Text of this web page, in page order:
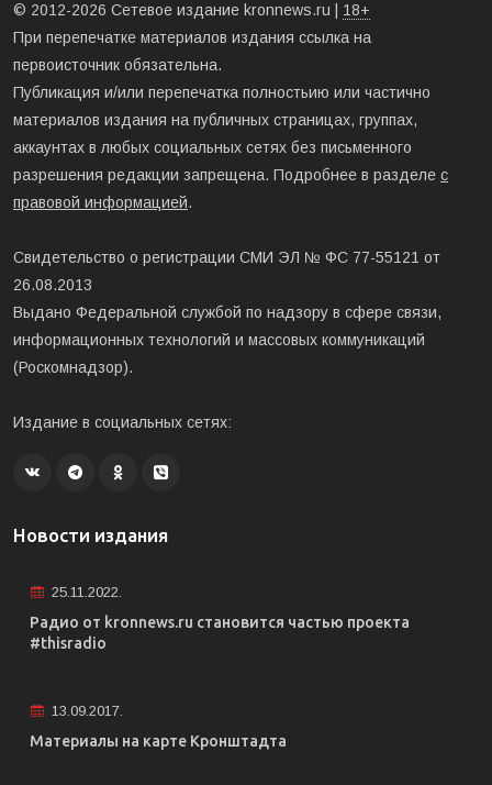
© 2012-2026 Сетевое издание kronnews.ru | 18+
При перепечатке материалов издания ссылка на
первоисточник обязательна.
Публикация и/или перепечатка полностьию или частично
материалов издания на публичных страницах, группах,
аккаунтах в любых социальных сетях без письменного
разрешения редакции запрещена. Подробнее в разделе с
правовой информацией.
Свидетельство о регистрации СМИ ЭЛ № ФС 77-55121 от
26.08.2013
Выдано Федеральной службой по надзору в сфере связи,
информационных технологий и массовых коммуникаций
(Роскомнадзор).
Издание в социальных сетях:
Новости издания
25.11.2022.
Радио от kronnews.ru становится частью проекта
#thisradio
13.09.2017.
Материалы на карте Кронштадта